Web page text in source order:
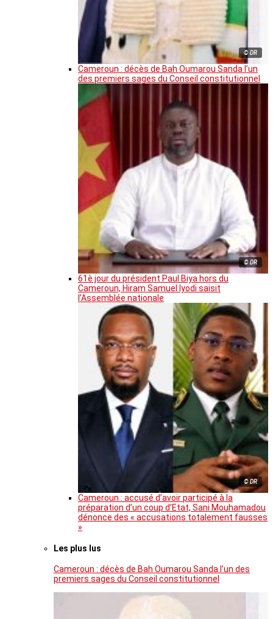
© DR
Cameroun : décès de Bah Oumarou Sanda l’un
des premiers sages du Conseil constitutionnel
© DR
61è jour du président Paul Biya hors du
Cameroun, Hiram Samuel Iyodi saisit
l’Assemblée nationale
© DR
Cameroun : accusé d’avoir participé à la
préparation d’un coup d’Etat, Sani Mouhamadou
dénonce des « accusations totalement fausses
»
Les plus lus
Cameroun : décès de Bah Oumarou Sanda l’un des
premiers sages du Conseil constitutionnel